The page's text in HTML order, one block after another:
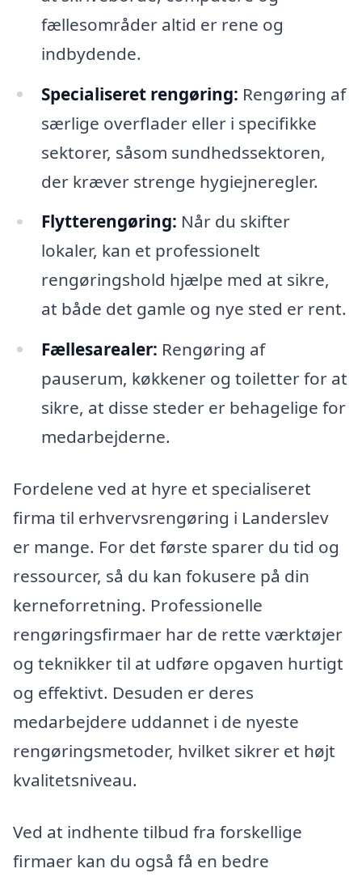
fællesområder altid er rene og
indbydende.
Specialiseret rengøring: Rengøring af
særlige overflader eller i specifikke
sektorer, såsom sundhedssektoren,
der kræver strenge hygiejneregler.
Flytterengøring: Når du skifter
lokaler, kan et professionelt
rengøringshold hjælpe med at sikre,
at både det gamle og nye sted er rent.
Fællesarealer: Rengøring af
pauserum, køkkener og toiletter for at
sikre, at disse steder er behagelige for
medarbejderne.
Fordelene ved at hyre et specialiseret
firma til erhvervsrengøring i Landerslev
er mange. For det første sparer du tid og
ressourcer, så du kan fokusere på din
kerneforretning. Professionelle
rengøringsfirmaer har de rette værktøjer
og teknikker til at udføre opgaven hurtigt
og effektivt. Desuden er deres
medarbejdere uddannet i de nyeste
rengøringsmetoder, hvilket sikrer et højt
kvalitetsniveau.
Ved at indhente tilbud fra forskellige
firmaer kan du også få en bedre